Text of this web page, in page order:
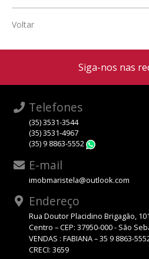
Voltar
Siga-nos nas
Telefones
(35) 3531-3544
(35) 3531-4967
(35) 9 8863-5552
E-mail
imobmaristela@outlook.com
Endereço
Rua Doutor Placidino Brigagão,
Centro – CEP: 37950-000 - São
VENDAS : FABIANA – 35 9 8863-
CRECI: 3659